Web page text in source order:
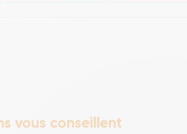
vous conseillent